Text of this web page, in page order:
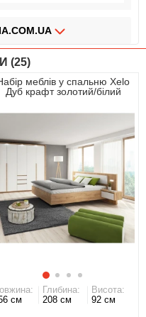
(25)
меблів у спальню Xelo
Дуб крафт золотий/білий
см
Глибина:
208 см
Висота:
92 см